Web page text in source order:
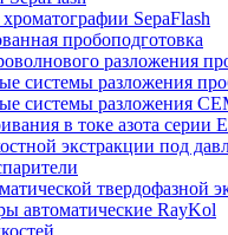
SepaFlash
пробоподготовка
разложения
системы разложения
системы разложения
в токе азота серии
экстракции под
твердофазной
автоматические RayKol